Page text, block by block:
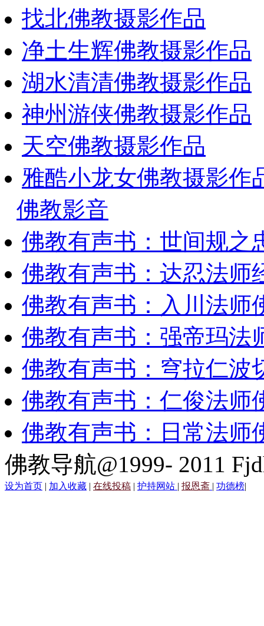
找北佛教摄影作品
净土生辉佛教摄影作品
湖水清清佛教摄影作品
神州游侠佛教摄影作品
天空佛教摄影作品
雅酷小龙女佛教摄影作
佛教影音
佛教有声书：世间规
佛教有声书：达忍法师
佛教有声书：入川法师
佛教有声书：强帝玛法
佛教有声书：穹拉仁波
佛教有声书：仁俊法师
佛教有声书：日常法师
佛教导航@1999- 2011
设为首页 | 加入收藏 | 在线投稿 | 护持网站 | 报恩斋 | 功德榜|